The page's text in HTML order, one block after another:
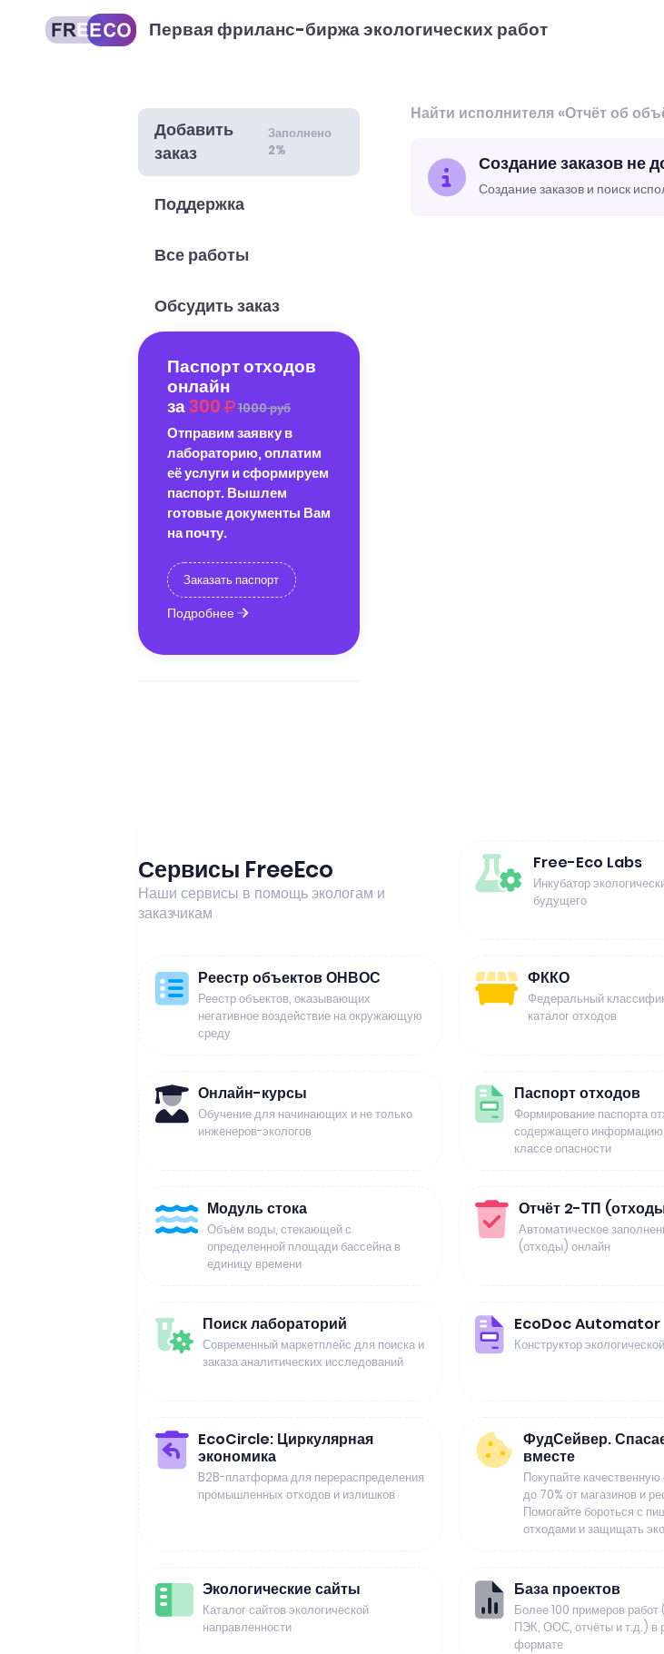
Первая фриланс-биржа экологических работ
Добавить
заказ
Заполнено
2%
Поддержка
Все работы
Обсудить заказ
Паспорт отходов
онлайн
за300 1000 руб
Отправим заявку в
лабораторию, оплатим
её услуги и сформируем
паспорт. Вышлем
готовые документы Вам
на почту.
Заказать паспорт
Подробнее
Найти исполнителя «Отчёт об
Создание заказов не
Создание заказов и поиск
Сервисы FreeEco
Наши сервисы в помощь экологам и
заказчикам
Free-Eco Labs
Инкубатор
будущего
Реестр объектов ОНВОС
Реестр объектов, оказывающих
негативное воздействие на окружающую
среду
ФККО
Федеральный
каталог отходов
Онлайн-курсы
Обучение для начинающих и не только
инженеров-экологов
Паспорт отходов
Формирование паспорта
содержащего информацию
классе опасности
Модуль стока
Объём воды, стекающей с
определенной площади бассейна в
единицу времени
Отчёт 2-ТП
Автоматическое
(отходы) онлайн
Поиск лабораторий
Современный маркетплейс для поиска и
заказа аналитических исследований
EcoDoc Automator
Конструктор
EcoCircle: Циркулярная
экономика
B2B-платформа для перераспределения
промышленных отходов и излишков
ФудСейвер.
вместе
Покупайте
до 70% от магазинов и
Помогайте бороться с
отходами и защищать
Экологические сайты
Каталог сайтов экологической
направленности
База проектов
Более 100 примеров
ПЭК, ООС, отчёты и т.д.) в
формате